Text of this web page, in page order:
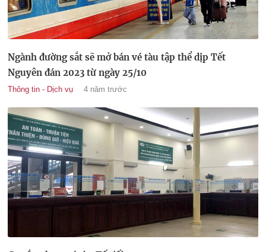
Ngành đường sắt sẽ mở bán vé tàu tập thể dịp Tết
Nguyên đán 2023 từ ngày 25/10
Thông tin - Dịch vụ 4 năm trước